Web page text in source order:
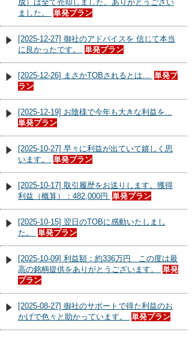
成）は全て売却しました。ありがとうござい
ました。
単発プラン
[2025-12-27] 御社のアドバイスを 信じて本当
に良かったです。
単発プラン
[2025-12-26] まさかTOBされるとは… 単発プ
ラン
[2025-12-19] お陰様で今年も大きな利益を...
単発プラン
[2025-10-27] 早々に利益が出ていて嬉しく思
います。
単発プラン
[2025-10-17] 取引履歴をお送りします。獲得
利益（概算）：482,000円 単発プラン
[2025-10-15] 翌日のTOBに感動いたしまし
た。
単発プラン
[2025-10-09] 利益額：約336万円 この度は最
高の銘柄提供をありがとうございます。
単発
プラン
[2025-08-27] 御社のサポートで得た利益のお
かげで色々と助かっています。
単発プラン